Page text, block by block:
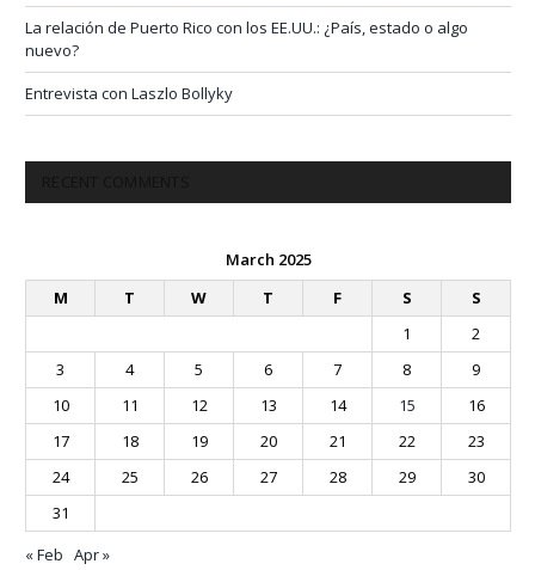
La relación de Puerto Rico con los EE.UU.: ¿País, estado o algo
nuevo?
Entrevista con Laszlo Bollyky
March 2025
M
T W T F S
S
1
2
3
4 5 6 7 8
9
10
11 12 13 14 15
16
17
18 19 20 21 22
23
24
25 26 27 28 29
30
31
« Feb Apr »